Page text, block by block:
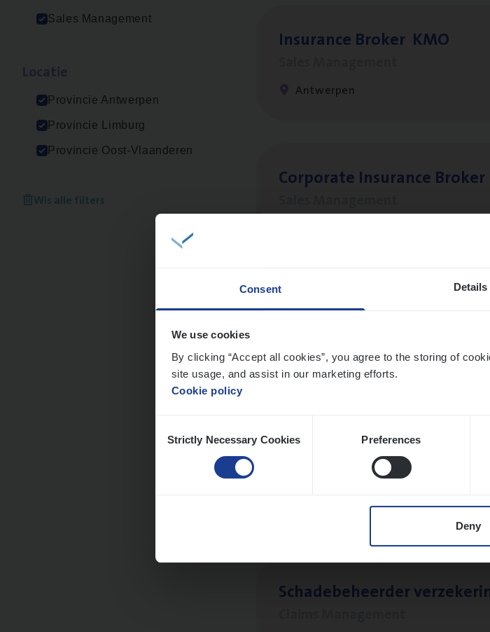
Consent Details
We use cookies
By clicking “Accept all cookies”, you agree to the storing of
site usage, and assist in our marketing efforts.
Cookie policy
Selection
Strictly Necessary Cookies Preferences
Deny
Sales Management
Provincie Antwerpen
Provincie Limburg
Provincie Oost-Vlaanderen
Wis alle filters
Insu­ran­ce Bro­ker KMO
Antwerpen
Cor­po­ra­te Insu­ran­ce
Scha­de Expert Fleet
Antwerpen
Busi­ness Mana­ger Mari­ne
People Management, Sales
Scha­de­be­heer­der